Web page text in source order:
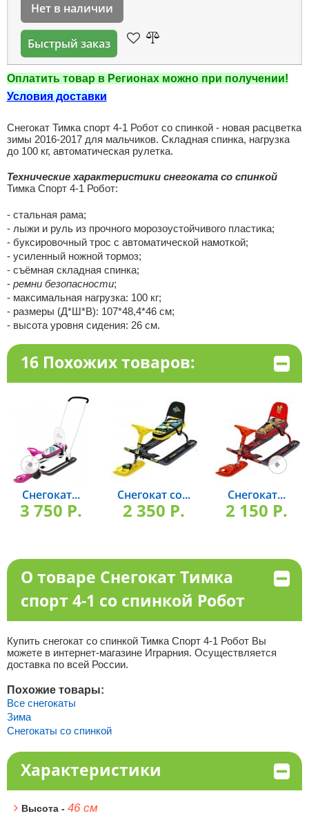
Нет в наличии
Быстрый заказ
Оплатить товар в Регионах можно при получении!
Условия доставки
Снегокат Тимка спорт 4-1 Робот со спинкой - новая расцветка
зимы 2016-2017 для мальчиков. Складная спинка, нагрузка
до 100 кг, автоматическая рулетка.
Технические характеристики снегоката со спинкой
Тимка Спорт 4-1 Робот:
- стальная рама;
- лыжи и руль из прочного морозоустойчивого пластика;
- буксировочный трос с автоматической намоткой;
- усиленный ножной тормоз;
- съёмная складная спинка;
- ремни безопасности;
- максимальная нагрузка: 100 кг;
- размеры (Д*Ш*В): 107*48,4*46 см;
- высота уровня сидения: 26 см.
16 Похожих товаров:
Снегокат...
3 750 P.
Снегокат со...
2 350 P.
Снегокат...
2 150 P.
О товаре Снегокат Тимка
спорт 4-1 со спинкой Робот
Купить снегокат со спинкой Тимка Спорт 4-1 Робот Вы
можете в интернет-магазине Играрния. Осуществляется
доставка по всей России.
Похожие товары:
Все снегокаты
Зима
Снегокаты со спинкой
Характеристики
Высота - 46 см